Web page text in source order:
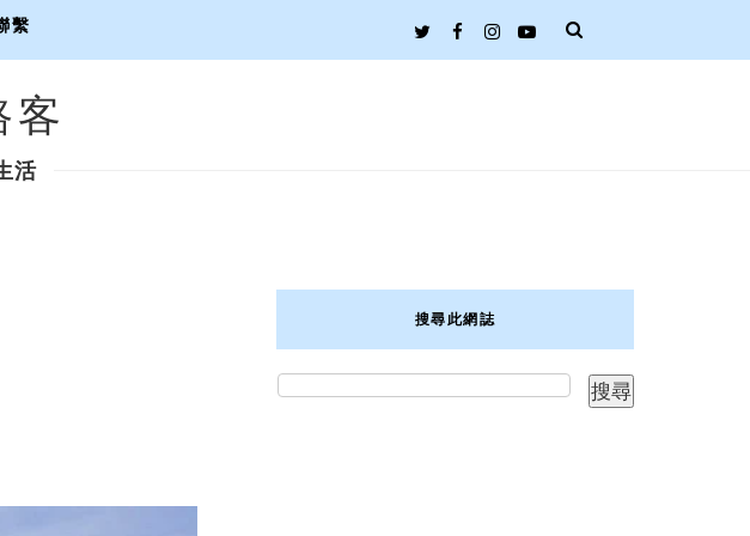
客
繫
活
搜尋此網誌